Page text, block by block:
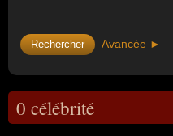
Avancée ►
0 célébrité